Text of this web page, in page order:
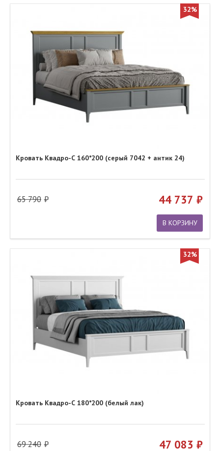
32%
Кровать Квадро-С 160*200 (серый 7042 + антик 24)
65 790 44 737
В КОРЗИНУ
32%
Кровать Квадро-С 180*200 (белый лак)
69 240 47 083